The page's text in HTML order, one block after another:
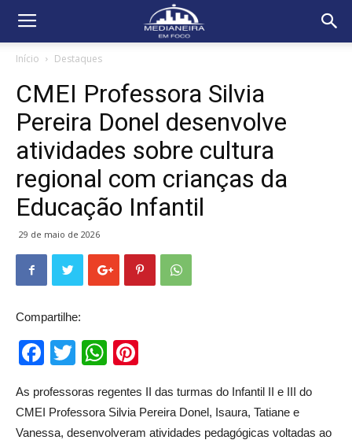
Início Destaques
CMEI Professora Silvia
Pereira Donel desenvolve
atividades sobre cultura
regional com crianças da
Educação Infantil
29 de maio de 2026
Compartilhe:
Facebook
TwitterWhatsApp
As professoras regentes II das turmas do Infantil II e III do
CMEI Professora Silvia Pereira Donel, Isaura, Tatiane e
Vanessa, desenvolveram atividades pedagógicas voltadas ao